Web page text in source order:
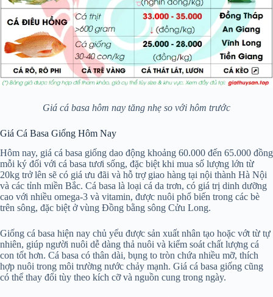
Giá cá basa hôm nay tăng nhẹ so với hôm trước
Giá Cá Basa Giống Hôm Nay
Hôm nay, giá cá basa giống dao động khoảng 60.000 đến 65.000 đồng
mỗi ký đối với cá basa tươi sống, đặc biệt khi mua số lượng lớn từ
20kg trở lên sẽ có giá ưu đãi và hỗ trợ giao hàng tại nội thành Hà Nội
và các tỉnh miền Bắc. Cá basa là loại cá da trơn, có giá trị dinh dưỡng
cao với nhiều omega-3 và vitamin, được nuôi phổ biến trong các bè
trên sông, đặc biệt ở vùng Đồng bằng sông Cửu Long.
Giống cá basa hiện nay chủ yếu được sản xuất nhân tạo hoặc vớt từ tự
nhiên, giúp người nuôi dễ dàng thả nuôi và kiểm soát chất lượng cá
con tốt hơn. Cá basa có thân dài, bụng to tròn chứa nhiều mỡ, thích
hợp nuôi trong môi trường nước chảy mạnh. Giá cá basa giống cũng
có thể thay đổi tùy theo kích cỡ và nguồn cung trong ngày.